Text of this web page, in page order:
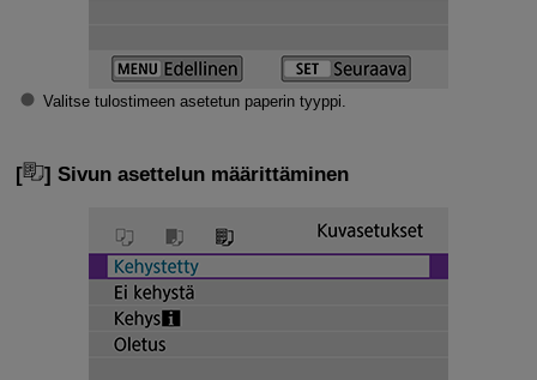
Valitse tulostimeen asetetun paperin tyyppi.
[ ] Sivun asettelun määrittäminen